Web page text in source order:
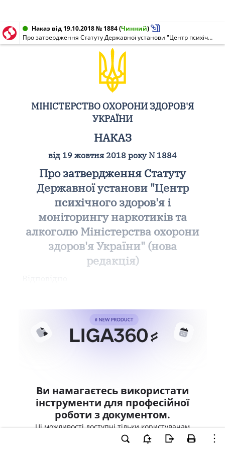
Наказ від 19.10.2018 № 1884(Чинний)
Про затвердження Статуту Державної установи "Центр психічного здоров'я і моніторингу наркотиків та алкоголю Міністерства охорони здоров'я України" (нова редакція)
МІНІСТЕРСТВО ОХОРОНИ ЗДОРОВ'Я
УКРАЇНИ
НАКАЗ
від 19 жовтня 2018 року N 1884
Про затвердження Статуту
Державної установи "Центр
психічного здоров'я і
моніторингу наркотиків та
алкоголю Міністерства охорони
здоров'я України" (нова
редакція)
Ви намагаєтесь використати
інструменти для професійної
роботи з документом.
Ці можливості доступні тільки користувачам
LIGA360. Залишайте заявку та отримайте